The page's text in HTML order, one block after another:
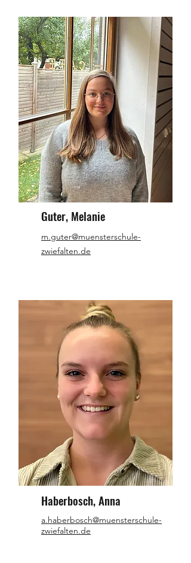
Guter, Melanie
m.guter@muensterschule-
zwiefalten.de
Haberbosch, Anna
a.haberbosch@muensterschule-
zwiefalten.de